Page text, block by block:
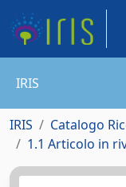
IRIS
IRIS Catalogo
1.1 Articolo in